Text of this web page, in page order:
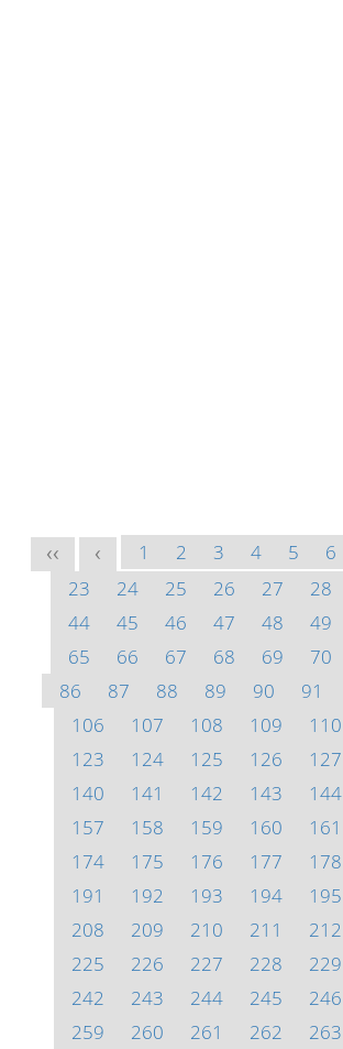
<< < 1 2 3 4 5 6
23
24 25 26 27 28
44
45 46 47 48 49
65
66 67 68 69 70
86
87 88 89 90 91
106
107 108 109 110
123
124 125 126 127
140
141 142 143 144
157
158 159 160 161
174
175 176 177 178
191
192 193 194 195
208
209 210 211 212
225
226 227 228 229
242
243 244 245 246
259
260 261 262 263